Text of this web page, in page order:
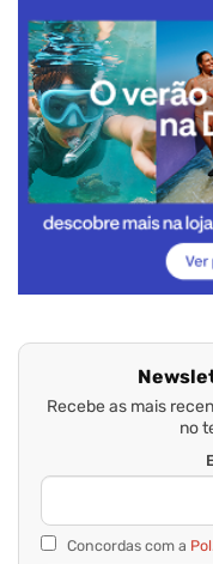
Recebe as mais
no
Concordas com a